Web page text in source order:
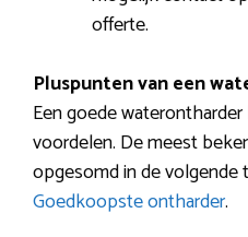
offerte.
Pluspunten van een
Een goede
voordelen. De meest
opgesomd in de volgende
Goedkoopste ontharder.